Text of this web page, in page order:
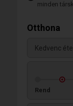
minden
Otthona
Kedvenc
Rend